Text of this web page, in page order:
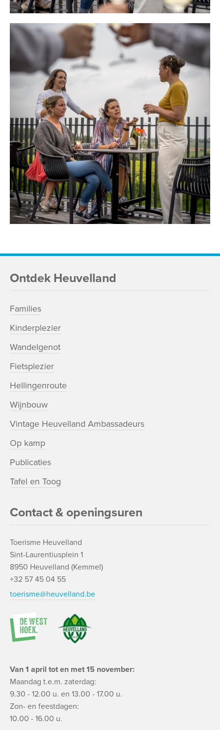
Ontdek Heuvelland
Families
Kinderplezier
Wandelgenot
Fietsplezier
Hellingenroute
Wijnbouw
Vintage Heuvelland Ambassadeurs
Op kamp
Publicaties
Tafel en Toog
Contact & openingsuren
Toerisme Heuvelland
Sint-Laurentiusplein 1
8950 Heuvelland (Kemmel)
+32 57 45 04 55
toerisme@heuvelland.be
Van 1 april tot en met 15 november:
Maandag t.e.m. zaterdag:
9.30 - 12.00 u. en 13.00 - 17.00 u.
Zon- en feestdagen:
10.00 - 16.00 u.